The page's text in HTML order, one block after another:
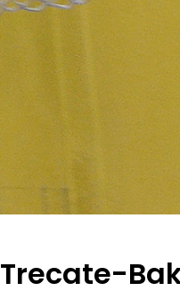
Trecate-